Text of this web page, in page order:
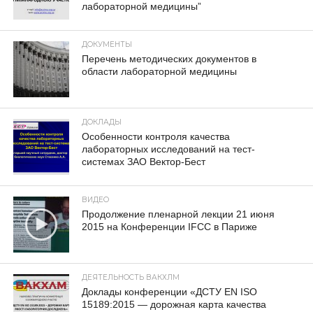
лабораторной медицины”
ДОКУМЕНТЫ
Перечень методических документов в
области лабораторной медицины
ДОКЛАДЫ
Особенности контроля качества
лабораторных исследований на тест-
системах ЗАО Вектор-Бест
ВИДЕО
Продолжение пленарной лекции 21 июня
2015 на Конференции IFCC в Париже
ДЕЯТЕЛЬНОСТЬ ВАКХЛМ
Доклады конференции «ДСТУ EN ISO
15189:2015 — дорожная карта качества